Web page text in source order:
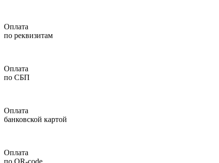
Оплата
по реквизитам
Оплата
по СБП
Оплата
банковской картой
Оплата